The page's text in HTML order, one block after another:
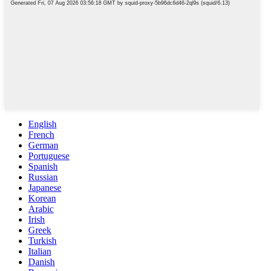
English
French
German
Portuguese
Spanish
Russian
Japanese
Korean
Arabic
Irish
Greek
Turkish
Italian
Danish